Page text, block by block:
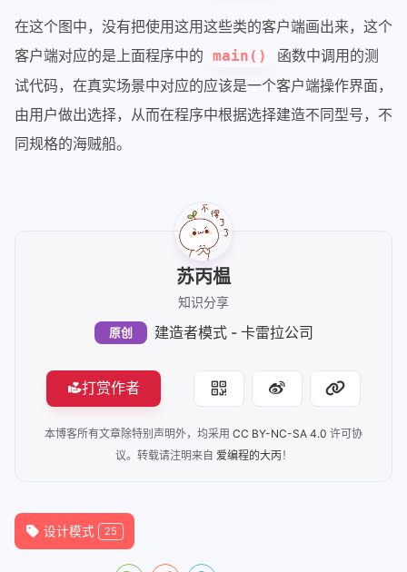
在这个图中，没有把使用这用这些类的客户端画出来，这个
客户端对应的是上面程序中的 main()
函数中调用的测
试代码，在真实场景中对应的应该是一个客户端操作界面，
由用户做出选择，从而在程序中根据选择建造不同型号，不
同规格的海贼船。
苏丙榅
知识分享
原创 建造者模式 - 卡雷拉公司
打赏作者
本博客所有文章除特别声明外，均采用 CC BY-NC-SA 4.0 许可协
议。转载请注明来自 爱编程的大丙！
设计模式 25